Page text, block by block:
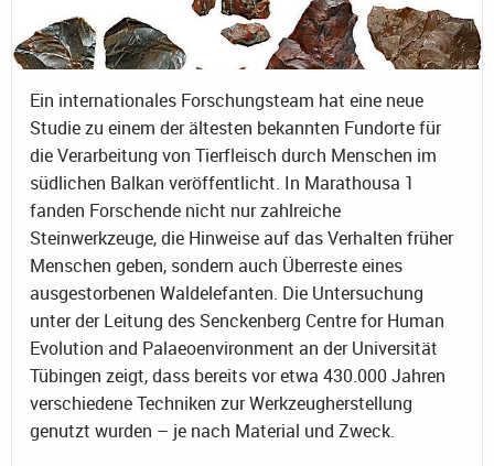
Ein internationales Forschungsteam hat eine neue
Studie zu einem der ältesten bekannten Fundorte für
die Verarbeitung von Tierfleisch durch Menschen im
südlichen Balkan veröffentlicht. In Marathousa 1
fanden Forschende nicht nur zahlreiche
Steinwerkzeuge, die Hinweise auf das Verhalten früher
Menschen geben, sondern auch Überreste eines
ausgestorbenen Waldelefanten. Die Untersuchung
unter der Leitung des Senckenberg Centre for Human
Evolution and Palaeoenvironment an der Universität
Tübingen zeigt, dass bereits vor etwa 430.000 Jahren
verschiedene Techniken zur Werkzeugherstellung
genutzt wurden – je nach Material und Zweck.